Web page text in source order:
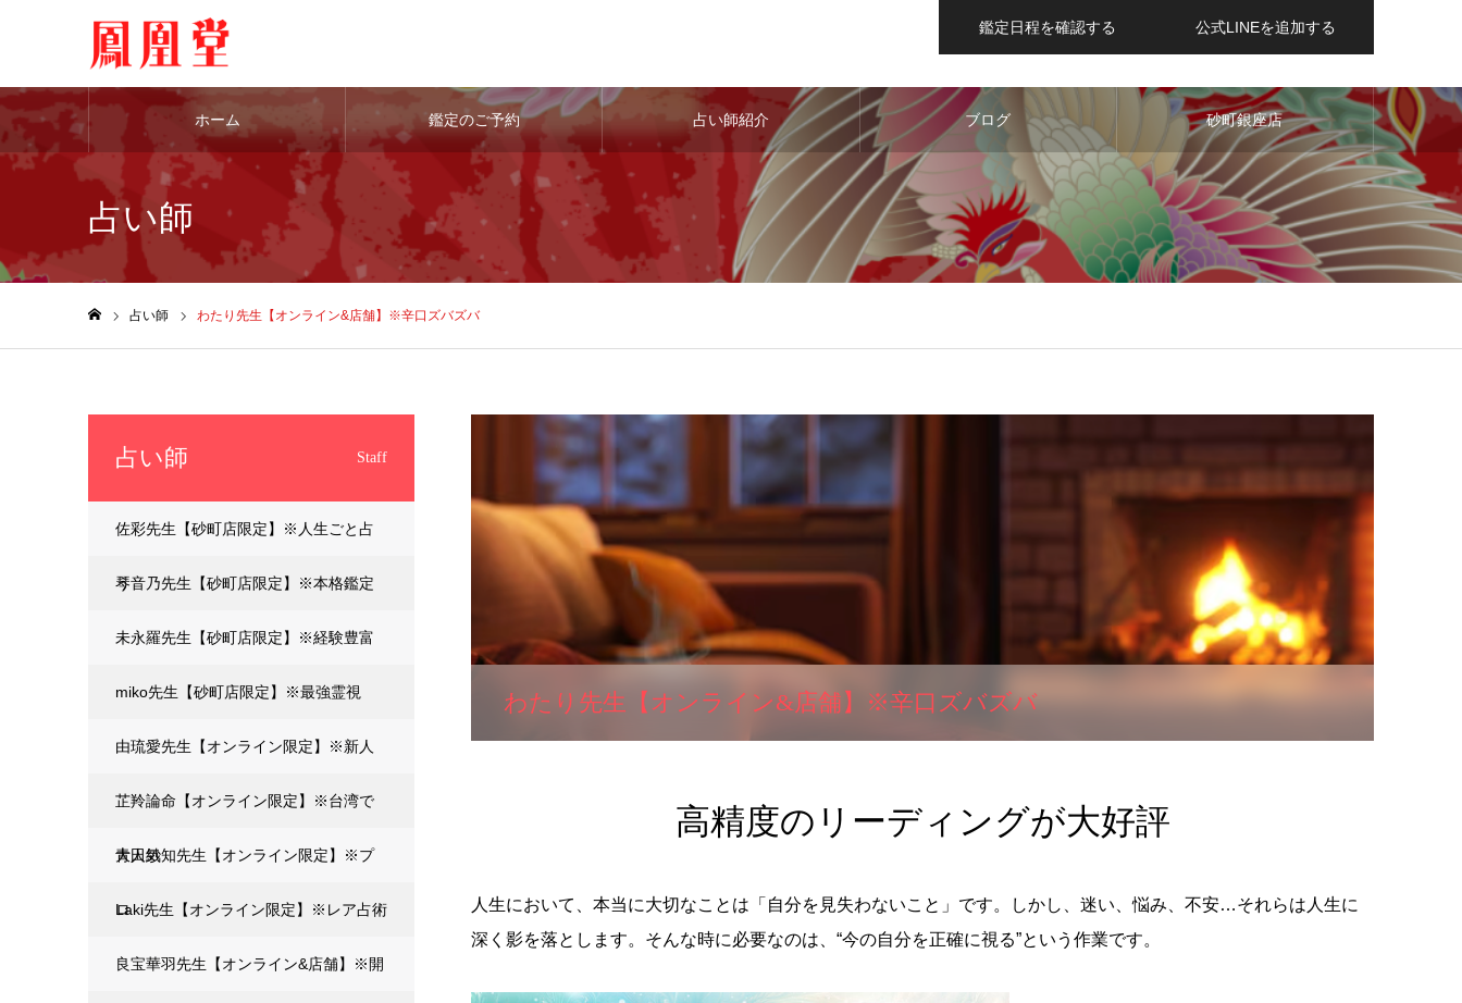
鑑定日程を確認する 公式LINEを追加する
ホーム 鑑定のご予約 占い師紹介 ブログ 砂町銀座店
占い師
占い師 わたり先生【オンライン&店舗】※辛口ズバズバ
わたり先生【オンライン&店舗】※辛口ズバズバ
高精度のリーディングが大好評
人生において、本当に大切なことは「自分を見失わないこと」です。しかし、迷い、悩み、不安…それらは人生に
深く影を落とします。そんな時に必要なのは、“今の自分を正確に視る”という作業です。
占い師 Staff
佐彩先生【砂町店限定】※人生ごと占
う
琴音乃先生【砂町店限定】※本格鑑定
未永羅先生【砂町店限定】※経験豊富
miko先生【砂町店限定】※最強霊視
由琉愛先生【オンライン限定】※新人
芷羚論命【オンライン限定】※台湾で
大人気
青田紗知先生【オンライン限定】※プ
ロ
Laki先生【オンライン限定】※レア占術
良宝華羽先生【オンライン&店舗】※開